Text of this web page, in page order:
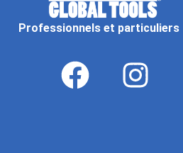
Professionnels et particuliers